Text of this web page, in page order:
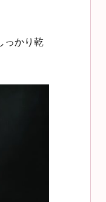
っかり乾